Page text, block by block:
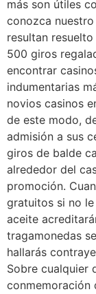
más son útiles
conozca
resultan
500 giros
encontrar
indumentarias
novios casinos
de este modo,
admisión a sus
giros de balde
alrededor del
promoción.
gratuitos si no
aceite
tragamonedas
hallarás
Sobre cualquier
conmemoración